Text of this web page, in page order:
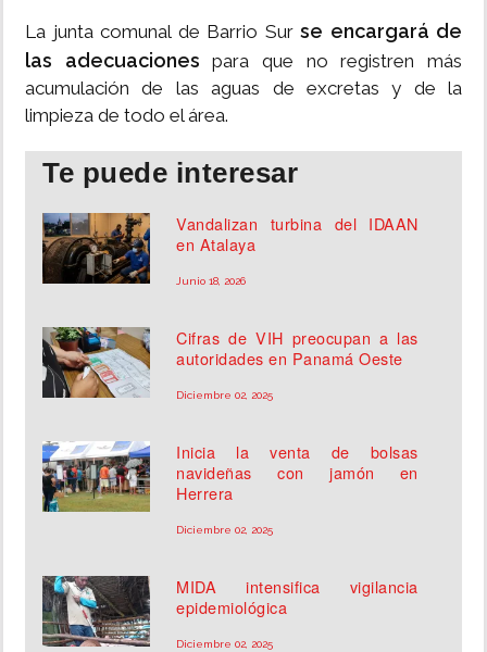
La junta comunal de Barrio Sur se encargará de
las adecuaciones para que no registren más
acumulación de las aguas de excretas y de la
limpieza de todo el área.
Te puede interesar
Vandalizan turbina del IDAAN
en Atalaya
Junio 18, 2026
Cifras de VIH preocupan a las
autoridades en Panamá Oeste
Diciembre 02, 2025
Inicia la venta de bolsas
navideñas con jamón en
Herrera
Diciembre 02, 2025
MIDA intensifica vigilancia
epidemiológica
Diciembre 02, 2025